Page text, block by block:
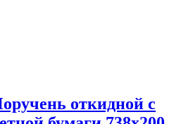
откидной с